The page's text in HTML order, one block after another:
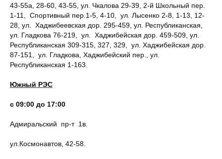
43-55а, 28-60, 43-55, ул. Чкалова 29-39, 2-й Школьный пер.
1-11, Спортивный пер.1-5, 4-10, ул. Лысенко 2-8, 1-13, 12-
28, ул. Хаджибеевская дор. 295-459, ул. Республиканская,
ул. Гладкова 76-219, ул. Хаджибейская дор. 459-509, ул.
Республиканская 309-315, 327, 329, ул. Хаджибейская дор.
87-151, ул. Гладкова, Хаджибейский пер., ул.
Республиканская 1-163.
Южный РЭС
c 09:00 до 17:00
Адмиральский пр-т 1в.
ул.Космонавтов, 42-58.